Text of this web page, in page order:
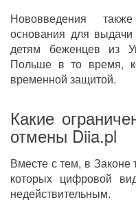
Нововведения
основания для выдачи
детям беженцев из
Польше в то время,
временной защитой.
Какие
отмены Diia.pl
Вместе с тем, в
которых цифровой
недействительным.